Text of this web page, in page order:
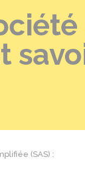
(SAS) :